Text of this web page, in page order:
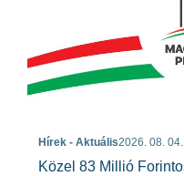
Hírek - Aktuális2026. 08. 04.
Közel 83 Millió